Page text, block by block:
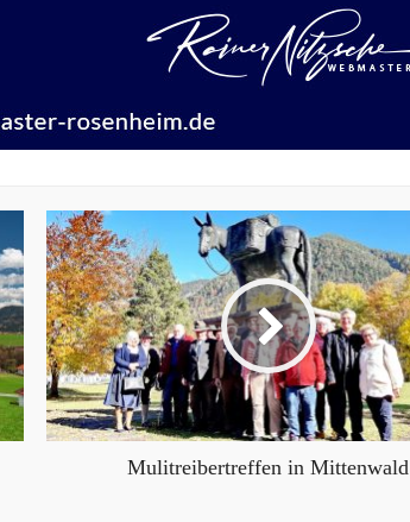
Mulitreibertreffen in Mittenwald